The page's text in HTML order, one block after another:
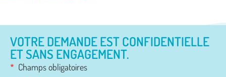
VOTRE DEMANDE EST CONFIDENTIELLE
ET SANS ENGAGEMENT.
* Champs obligatoires